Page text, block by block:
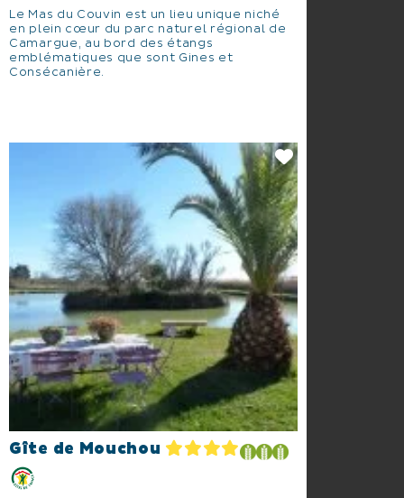
Le Mas du Couvin est un lieu unique niché
en plein cœur du parc naturel régional de
Camargue, au bord des étangs
emblématiques que sont Gines et
Consécanière.
Gîte de Mouchou